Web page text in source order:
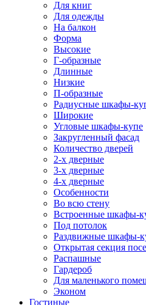
Для книг
Для одежды
На балкон
Форма
Высокие
Г-образные
Длинные
Низкие
П-образные
Радиусные шкафы-
Широкие
Угловые шкафы-купе
Закругленный фасад
Количество дверей
2-х дверные
3-х дверные
4-х дверные
Особенности
Во всю стену
Встроенные шкафы-
Под потолок
Раздвижные шкафы-
Открытая секция
Распашные
Гардероб
Для маленького
Эконом
Гостиные